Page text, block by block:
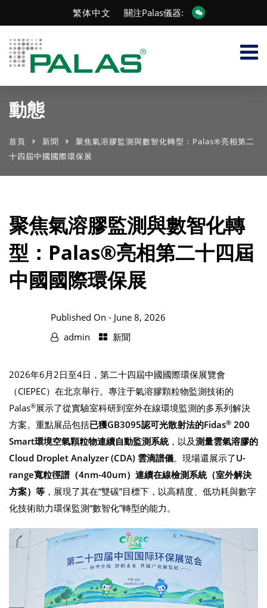
繁体中文 關注Palas儀器:
動態
首頁 新聞
聚焦氣溶膠監測與數智化轉型：Palas®亮相第二
十四屆中國國際環保展
聚焦氣溶膠監測與數智化轉
型：Palas®亮相第二十四屆
中國國際環保展
Published On - June 8, 2026
admin
新聞
2026年6月2日至4日，第二十四屆中國國際環保展覽會
（CIEPEC）在北京舉行。專注于氣溶膠顆粒物監測技術的
Palas®展示了從實驗室科研到室外在線環境監測的多系列解決
方案。重點展品包括已獲GB3095認可光散射法的Fidas® 200
Smart環境空氣顆粒物連續自動監測系統，以及測量雲氣溶膠的
Cloud Droplet Analyzer (CDA) 雲滴譜儀。現場還展示了U-
range寬粒徑譜（4nm-40um）連續在線檢測系統（室外解決
方案）等 ，展現了其在“雙碳”目標下，以高精度、低功耗與數字
化技術助力環保監測“數智化”轉型的能力。